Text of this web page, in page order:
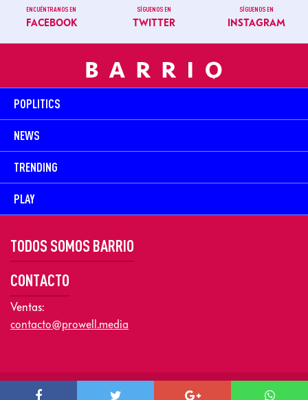
ENCUÉNTRANOS EN
FACEBOOK
SÍGUENOS EN
TWITTER
SÍGUENOS EN
INSTAGRAM
POPLITICS
NEWS
TRENDING
PLAY
TODOS SOMOS BARRIO
CONTACTO
Ventas:
contacto@prowell.media